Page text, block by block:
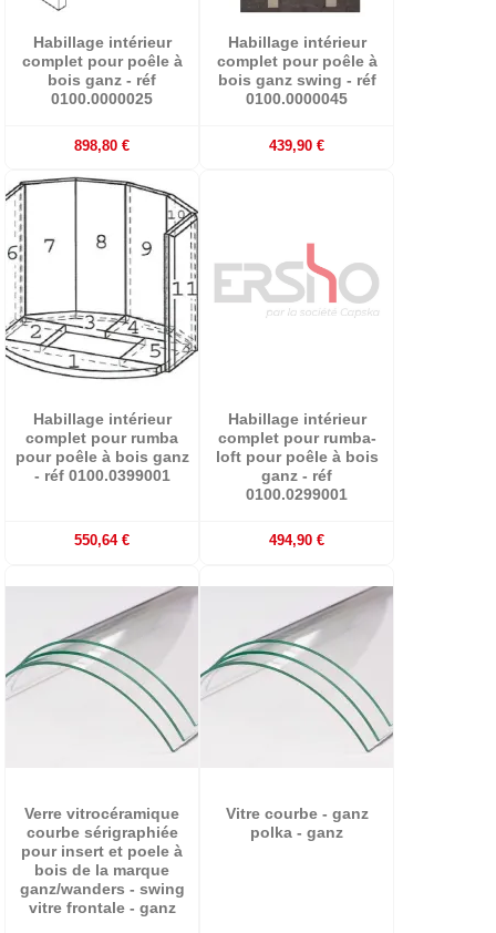
Habillage intérieur
complet pour poêle à
bois ganz - réf
0100.0000025
898,80 €
Habillage intérieur
complet pour poêle à
bois ganz swing - réf
0100.0000045
439,90 €
Habillage intérieur
complet pour rumba
pour poêle à bois ganz
- réf 0100.0399001
550,64 €
Habillage intérieur
complet pour rumba-
loft pour poêle à bois
ganz - réf
0100.0299001
494,90 €
Verre vitrocéramique
courbe sérigraphiée
pour insert et poele à
bois de la marque
ganz/wanders - swing
vitre frontale - ganz
Vitre courbe - ganz
polka - ganz